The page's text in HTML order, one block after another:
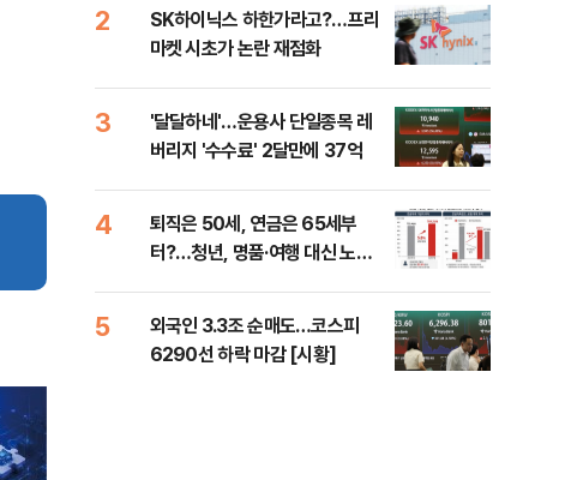
2
SK하이닉스 하한가라고?…프리
마켓 시초가 논란 재점화
3
'달달하네'…운용사 단일종목 레
버리지 '수수료' 2달만에 37억
4
퇴직은 50세, 연금은 65세부
터?…청년, 명품·여행 대신 노후
5
외국인 3.3조 순매도…코스피
6290선 하락 마감 [시황]